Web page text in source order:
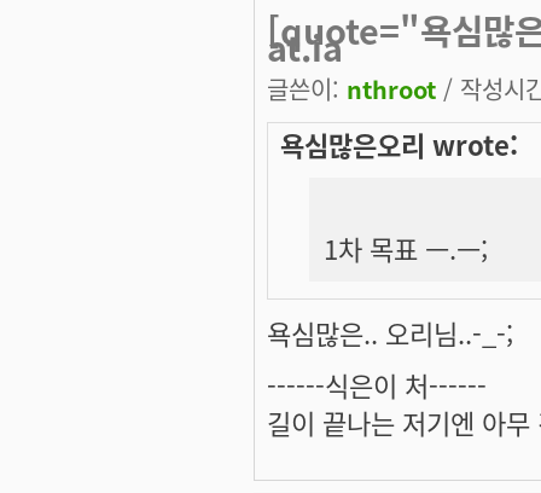
[quote="욕심
at.ia
글쓴이: nthroot / 작성시
욕심많은오리 wrote:
1차 목표 ㅡ.ㅡ;
욕심많은.. 오리님..-_-;
------식은이 처------
길이 끝나는 저기엔 아